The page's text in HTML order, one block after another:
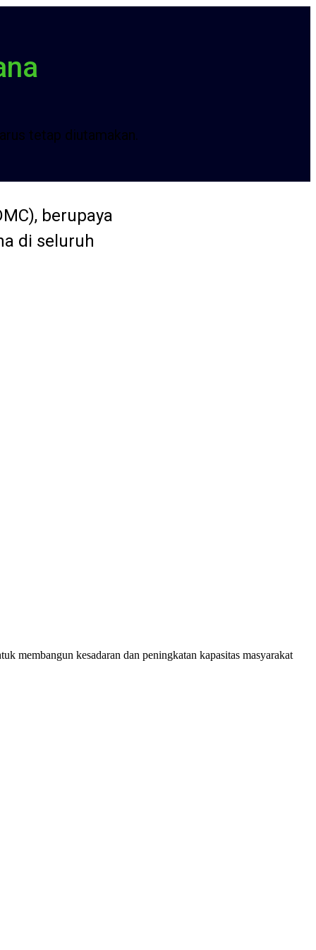
tetap diutamakan.
berupaya
di seluruh
membangun kesadaran dan peningkatan kapasitas masyarakat